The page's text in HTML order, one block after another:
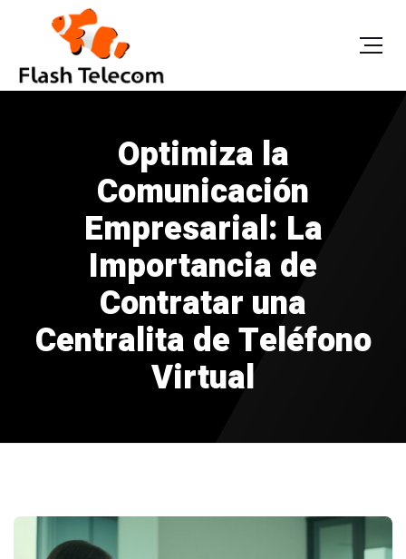
Optimiza la
Comunicación
Empresarial: La
Importancia de
Contratar una
Centralita de Teléfono
Virtual